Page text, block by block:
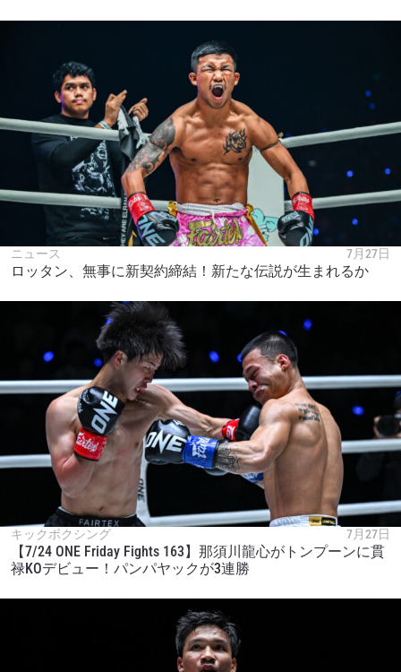
ニュース 7月27日
ロッタン、無事に新契約締結！新たな伝説が生まれるか
キックボクシング 7月27日
【7/24 ONE Friday Fights 163】那須川龍心がトンプーンに貫
禄KOデビュー！パンパヤックが3連勝